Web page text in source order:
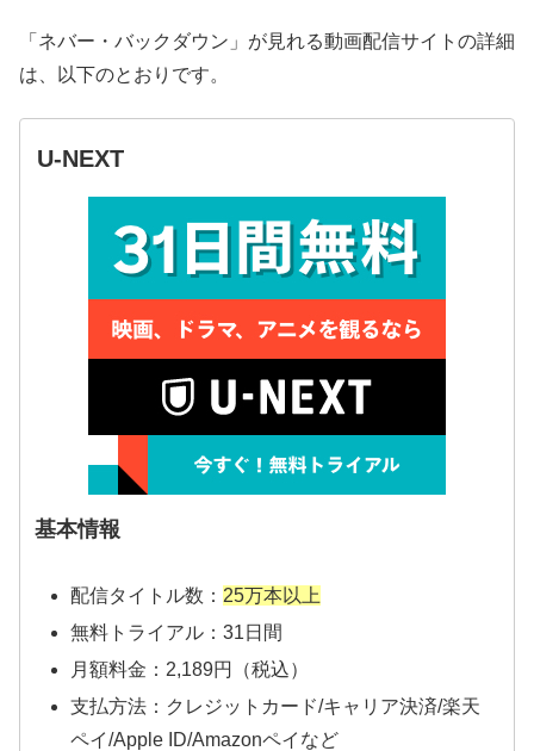
「ネバー・バックダウン」が見れる動画配信サイトの詳細
は、以下のとおりです。
U-NEXT
基本情報
配信タイトル数： 25万本以上
無料トライアル：31日間
月額料金：2,189円（税込）
支払方法：クレジットカード/キャリア決済/楽天
ペイ/Apple ID/Amazonペイなど